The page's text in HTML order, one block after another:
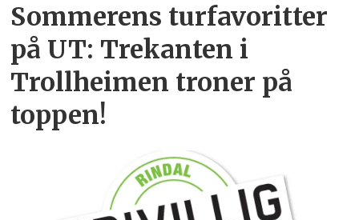
Sommerens turfavoritter
på UT: Trekanten i
Trollheimen troner på
toppen!